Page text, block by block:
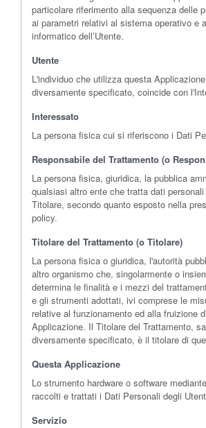
particolare riferimento alla sequenza delle
ai parametri relativi al sistema operativo e
informatico dell’Utente.
Utente
L'individuo che utilizza questa
diversamente specificato, coincide con
Interessato
La persona fisica cui si riferiscono i Dati
Responsabile del Trattamento (o
La persona fisica, giuridica, la pubblica
qualsiasi altro ente che tratta dati
Titolare, secondo quanto esposto nella
policy.
Titolare del Trattamento (o Titolare)
La persona fisica o giuridica, l'autorità
altro organismo che, singolarmente o
determina le finalità e i mezzi del
e gli strumenti adottati, ivi comprese le
relative al funzionamento ed alla fruizione
Applicazione. Il Titolare del Trattamento,
diversamente specificato, è il titolare di
Questa Applicazione
Lo strumento hardware o software
raccolti e trattati i Dati Personali degli
Servizio